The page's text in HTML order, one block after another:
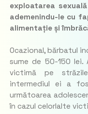
exploatarea
ademenindu-le cu
alimentație și
Ocazional, bărbatul
sume de 50-150
victimă pe
intermediul ei a
următoarea
în cazul celorlalte